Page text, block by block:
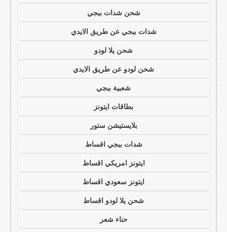
شحن شدات ببجي
شدات ببجي عن طريق الايدي
شحن يلا لودو
شحن لودو عن طريق الايدي
شعبية ببجي
بطاقات ايتونز
بلايستيشن ستور
شدات ببجي اقساط
ايتونز امريكي اقساط
ايتونز سعودي اقساط
شحن يلا لودو اقساط
حناء شعر